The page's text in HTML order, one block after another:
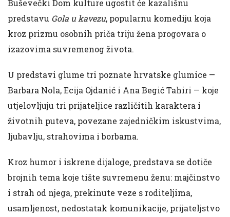
Buševečki Dom kulture ugostit će kazališnu
predstavu Gola u kavezu, popularnu komediju koja
kroz prizmu osobnih priča triju žena progovara o
izazovima suvremenog života.
U predstavi glume tri poznate hrvatske glumice —
Barbara Nola, Ecija Ojdanić i Ana Begić Tahiri — koje
utjelovljuju tri prijateljice različitih karaktera i
životnih puteva, povezane zajedničkim iskustvima,
ljubavlju, strahovima i borbama.
Kroz humor i iskrene dijaloge, predstava se dotiče
brojnih tema koje tište suvremenu ženu: majčinstvo
i strah od njega, prekinute veze s roditeljima,
usamljenost, nedostatak komunikacije, prijateljstvo